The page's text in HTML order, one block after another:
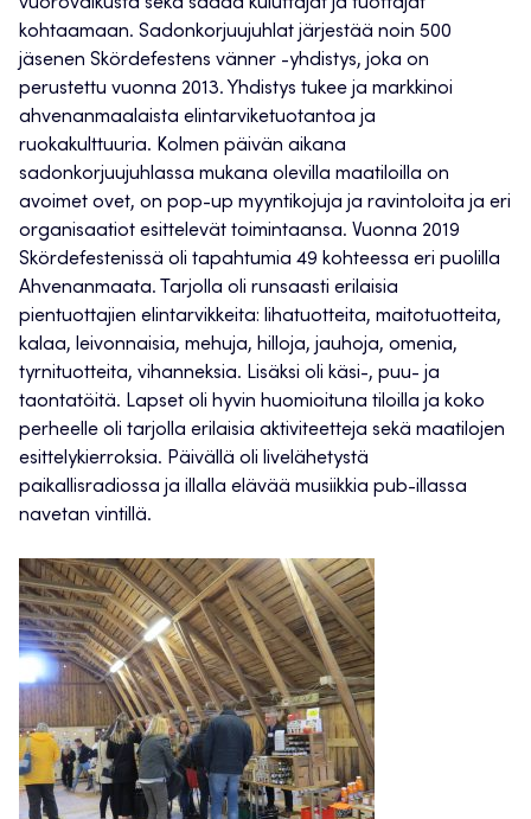
vuorovaikusta sekä saada kuluttajat ja tuottajat
kohtaamaan. Sadonkorjuujuhlat järjestää noin 500
jäsenen Skördefestens vänner -yhdistys, joka on
perustettu vuonna 2013. Yhdistys tukee ja markkinoi
ahvenanmaalaista elintarviketuotantoa ja
ruokakulttuuria. Kolmen päivän aikana
sadonkorjuujuhlassa mukana olevilla maatiloilla on
avoimet ovet, on pop-up myyntikojuja ja ravintoloita ja eri
organisaatiot esittelevät toimintaansa. Vuonna 2019
Skördefestenissä oli tapahtumia 49 kohteessa eri puolilla
Ahvenanmaata. Tarjolla oli runsaasti erilaisia
pientuottajien elintarvikkeita: lihatuotteita, maitotuotteita,
kalaa, leivonnaisia, mehuja, hilloja, jauhoja, omenia,
tyrnituotteita, vihanneksia. Lisäksi oli käsi-, puu- ja
taontatöitä. Lapset oli hyvin huomioituna tiloilla ja koko
perheelle oli tarjolla erilaisia aktiviteetteja sekä maatilojen
esittelykierroksia. Päivällä oli livelähetystä
paikallisradiossa ja illalla elävää musiikkia pub-illassa
navetan vintillä.